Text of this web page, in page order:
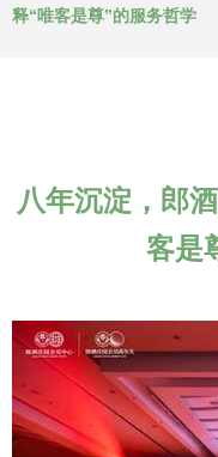
释“唯客是尊”的服务哲学
八年沉淀，郎
客是